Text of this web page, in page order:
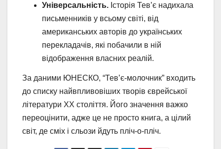
Універсальність. Історія Тев’є надихала
письменників у всьому світі, від
американських авторів до українських
перекладачів, які побачили в ній
відображення власних реалій.
За даними ЮНЕСКО, “Тев’є-молочник” входить
до списку найвпливовіших творів єврейської
літератури XX століття. Його значення важко
переоцінити, адже це не просто книга, а цілий
світ, де сміх і сльози йдуть пліч-о-пліч.